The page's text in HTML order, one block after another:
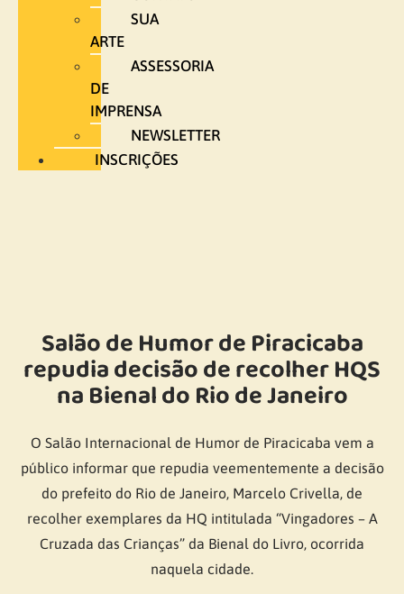
SUA
ARTE
ASSESSORIA
DE
IMPRENSA
NEWSLETTER
INSCRIÇÕES
Salão de Humor de Piracicaba
repudia decisão de recolher HQS
na Bienal do Rio de Janeiro
O Salão Internacional de Humor de Piracicaba vem a
público informar que repudia veementemente a decisão
do prefeito do Rio de Janeiro, Marcelo Crivella, de
recolher exemplares da HQ intitulada “Vingadores – A
Cruzada das Crianças” da Bienal do Livro, ocorrida
naquela cidade.